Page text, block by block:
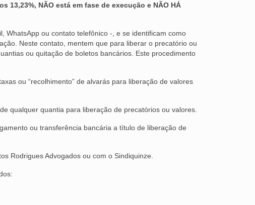
13,23%, NÃO está em fase de execução e NÃO HÁ
WhatsApp ou contato telefônico -, e se identificam como
Neste contato, mentem que para liberar o precatório ou
ou quitação de boletos bancários. Este procedimento
ou “recolhimento” de alvarás para liberação de valores
qualquer quantia para liberação de precatórios ou valores.
ou transferência bancária a título de liberação de
Rodrigues Advogados ou com o Sindiquinze.